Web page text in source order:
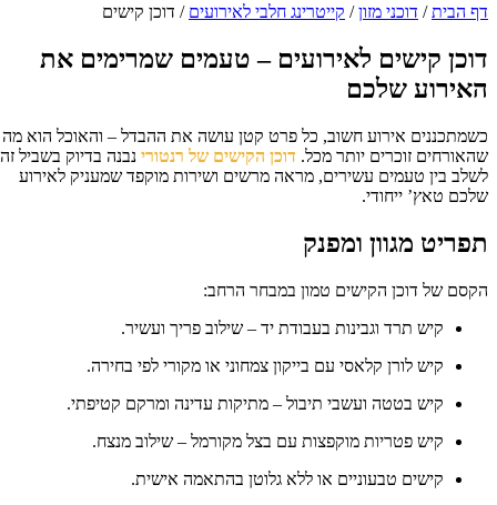
הבית/דוכני מזון/קייטרינג חלבי לאירועים/דוכן קישים
קישים לאירועים – טעמים שמרימים את
שלכם
אירוע חשוב, כל פרט קטן עושה את ההבדל – והאוכל הוא מה
זוכרים יותר מכל.דוכן הקישים של רנטורינבנה בדיוק בשביל זה:
בין טעמים עשירים, מראה מרשים ושירות מוקפד שמעניק לאירוע
טאץ’ ייחודי.
מגוון ומפנק
של דוכן הקישים טמון במבחר הרחב:
קיש תרד וגבינות בעבודת יד – שילוב פריך ועשיר.
קיש לורן קלאסי עם בייקון צמחוני או מקורי לפי בחירה.
קיש בטטה ועשבי תיבול – מתיקות עדינה ומרקם קטיפתי.
קיש פטריות מוקפצות עם בצל מקורמל – שילוב מנצח.
קישים טבעוניים או ללא גלוטן בהתאמה אישית.